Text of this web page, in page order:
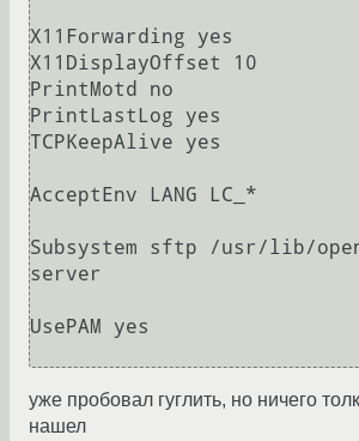
X11Forwarding yes
X11DisplayOffset 10
PrintMotd no
PrintLastLog yes
TCPKeepAlive yes
AcceptEnv LANG LC_*
Subsystem sftp /usr/lib/
server
UsePAM yes
уже пробовал гуглить, но ничего
нашел